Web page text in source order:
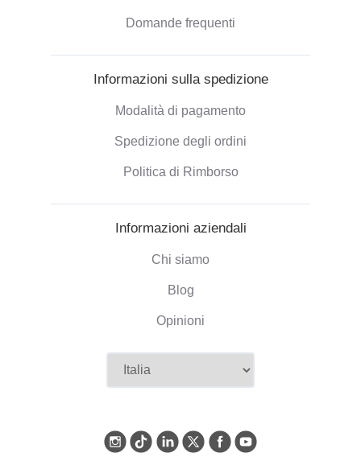
Domande frequenti
Informazioni sulla spedizione
Modalità di pagamento
Spedizione degli ordini
Politica di Rimborso
Informazioni aziendali
Chi siamo
Blog
Opinioni